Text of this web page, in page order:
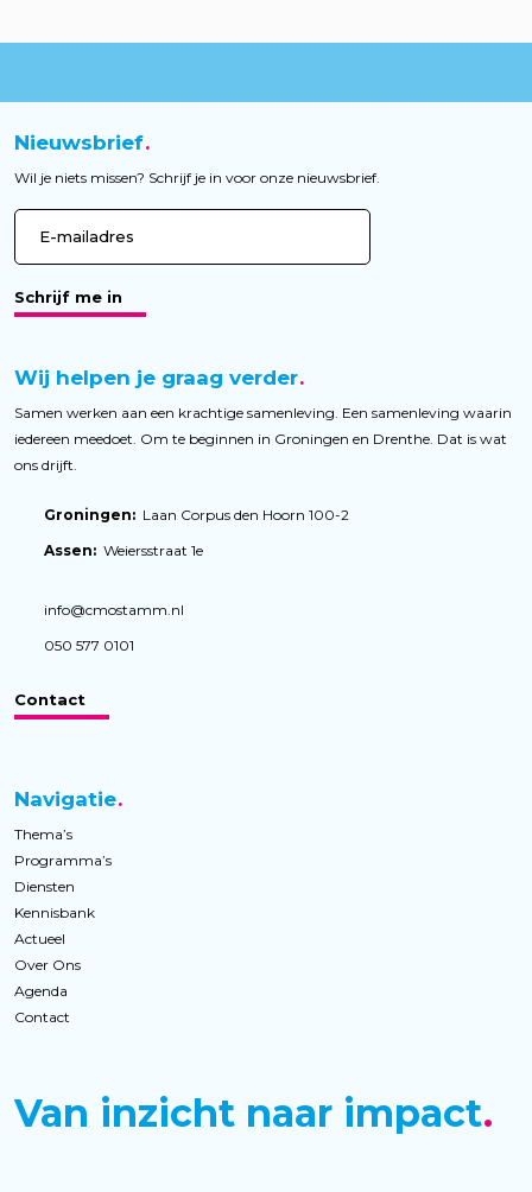
Wij helpen je graag verder
Samen werken aan een krachtige samenleving. Een samenleving waarin
iedereen meedoet. Om te beginnen in Groningen en Drenthe. Dat is wat
ons drijft.
Groningen: Laan Corpus den Hoorn 100-2
Assen: Weiersstraat 1e
info@cmostamm.nl
050 577 0101
Contact
Navigatie
Thema’s
Programma’s
Diensten
Kennisbank
Actueel
Over Ons
Agenda
Contact
Nieuwsbrief
Wil je niets missen? Schrijf je in voor onze nieuwsbrief.
Schrijf me in
Van inzicht naar impact